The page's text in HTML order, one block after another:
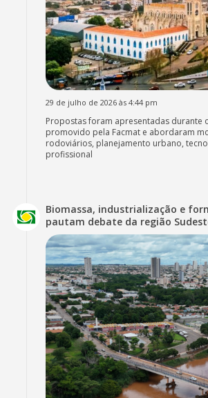
29 de julho de 2026 às 4:44 pm
Propostas foram apresentadas durante
promovido pela Facmat e abordaram
rodoviários, planejamento urbano,
profissional
Biomassa, industrialização e
pautam debate da região